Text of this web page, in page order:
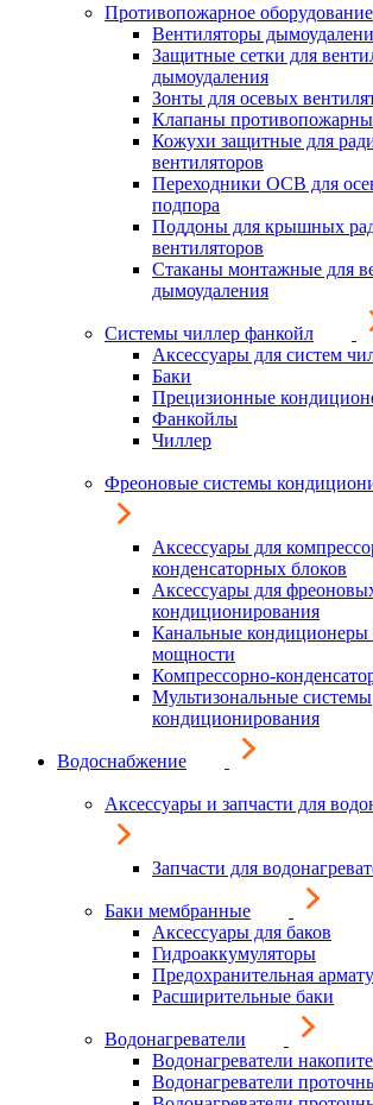
Противопожарное оборудование
Вентиляторы
Защитные сетки для
дымоудаления
Зонты для осевых
Клапаны
Кожухи защитные для
вентиляторов
Переходники ОСВ для
подпора
Поддоны для крышных
вентиляторов
Стаканы монтажные для
дымоудаления
Системы чиллер фанкойл
Аксессуары для систем
Баки
Прецизионные
Фанкойлы
Чиллер
Фреоновые системы
Аксессуары для
конденсаторных блоков
Аксессуары для
кондиционирования
Канальные кондиционеры
мощности
Компрессорно-
Мультизональные системы
кондиционирования
Водоснабжение
Аксессуары и запчасти для
Запчасти для
Баки мембранные
Аксессуары для баков
Гидроаккумуляторы
Предохранительная
Расширительные баки
Водонагреватели
Водонагреватели
Водонагреватели